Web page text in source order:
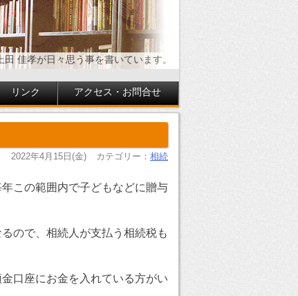
田 佳孝が日々思う事を書いています。
リンク アクセス・お問合せ
2022年4月15日(金) カテゴリー： 相続
この範囲内で子どもなどに贈与
ので、相続人が支払う相続税も
口座にお金を入れている方がい